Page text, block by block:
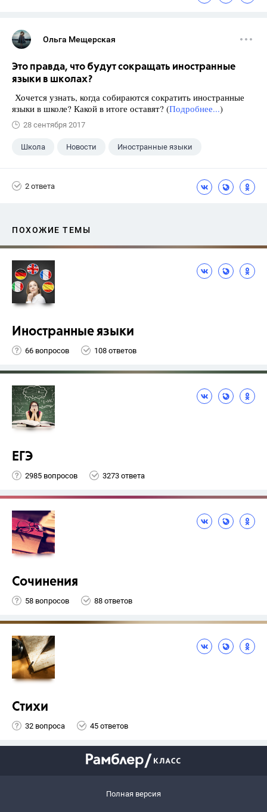
Ольга Мещерская
Это правда, что будут сокращать иностранные
языки в школах?
Хочется узнать, когда собираются сократить иностранные
языки в школе? Какой в итоге оставят? (Подробнее...)
28 сентября 2017
Школа Новости Иностранные языки
2 ответа
ПОХОЖИЕ ТЕМЫ
Иностранные языки
66 вопросов 108 ответов
ЕГЭ
2985 вопросов 3273 ответа
Сочинения
58 вопросов 88 ответов
Стихи
32 вопроса 45 ответов
Полная версия